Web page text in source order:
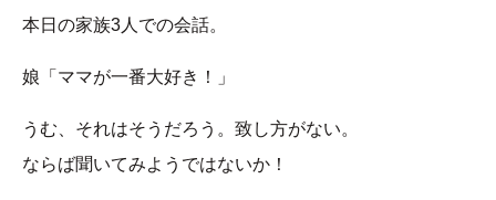
本日の家族3人での会話。
娘「ママが一番大好き！」
うむ、それはそうだろう。致し方がない。
ならば聞いてみようではないか！